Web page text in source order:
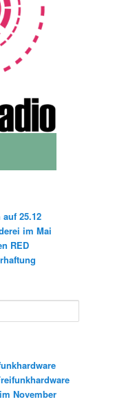
25.12
im Mai
RED
November